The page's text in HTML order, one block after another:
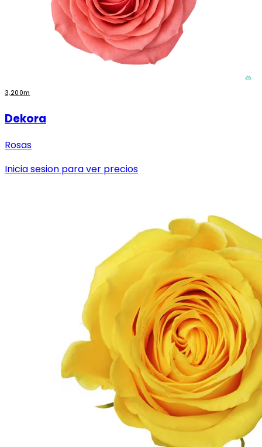
3,200m
Dekora
Rosas
Inicia sesion para ver precios